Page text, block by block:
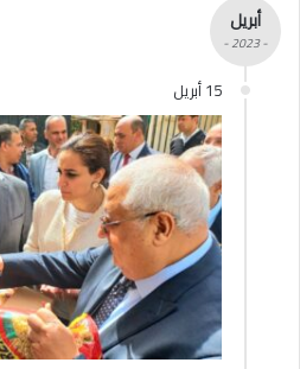
أبريل
- 2023 -
15 أبريل